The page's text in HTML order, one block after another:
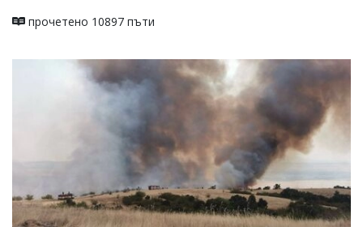
прочетено 10897 пъти